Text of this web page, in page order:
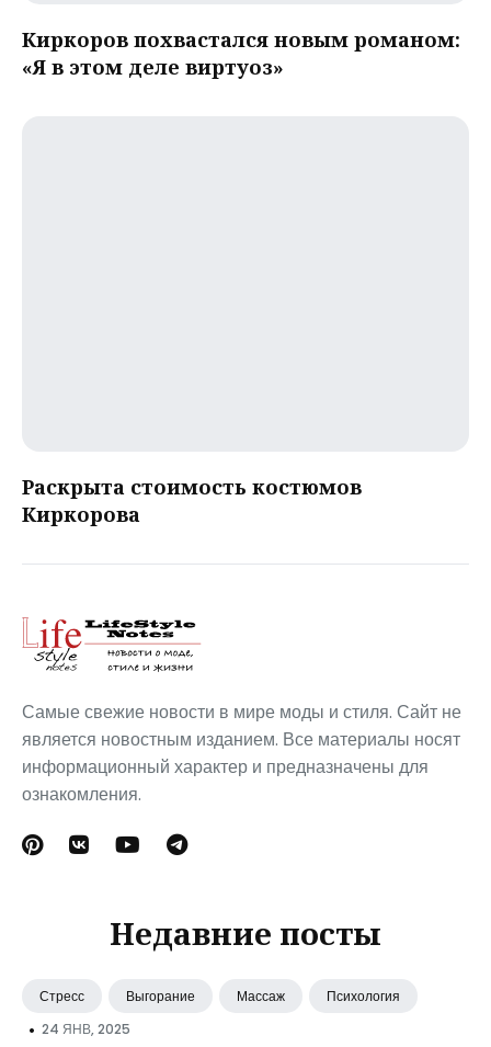
Киркоров похвастался новым романом:
«Я в этом деле виртуоз»
Раскрыта стоимость костюмов
Киркорова
Самые свежие новости в мире моды и стиля. Сайт не
является новостным изданием. Все материалы носят
информационный характер и предназначены для
ознакомления.
Недавние посты
Стресс Выгорание Массаж Психология
• 24 ЯНВ, 2025